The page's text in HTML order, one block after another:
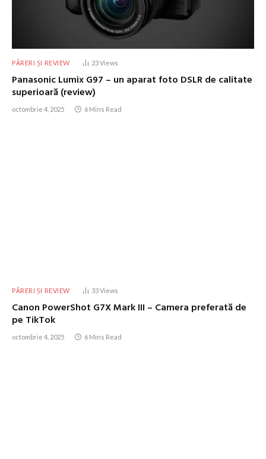
PĂRERI ȘI REVIEW 23Views
Panasonic Lumix G97 – un aparat foto DSLR de calitate
superioară (review)
octombrie 4, 2025 6 Mins Read
PĂRERI ȘI REVIEW 33Views
Canon PowerShot G7X Mark III – Camera preferată de
pe TikTok
octombrie 4, 2025 6 Mins Read